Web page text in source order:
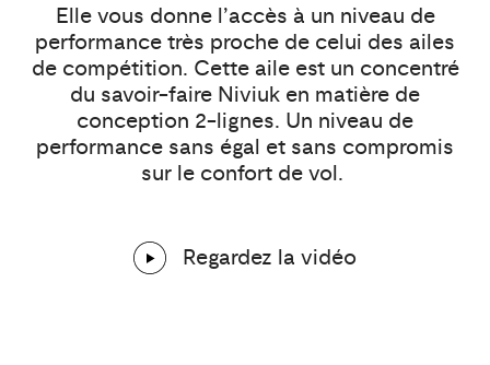
Elle vous donne l’accès à un niveau de
performance très proche de celui des ailes
de compétition. Cette aile est un concentré
du savoir-faire Niviuk en matière de
conception 2-lignes. Un niveau de
performance sans égal et sans compromis
sur le confort de vol.
Regardez la vidéo